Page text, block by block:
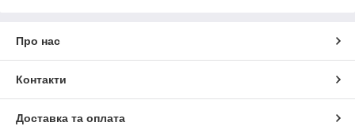
Про нас
Контакти
Доставка та оплата